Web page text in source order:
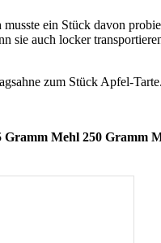
ein Stück davon
sie auch locker
zum Stück Apfel-Tarte.
Mehl 250 Gramm